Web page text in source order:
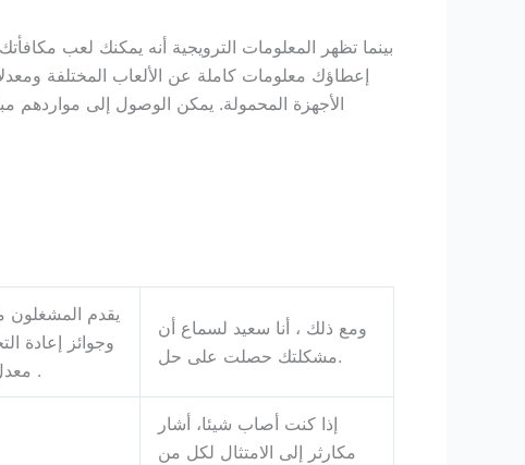
بينما تظهر المعلومات الترويجية أنه يمكنك لعب
إعطاؤك معلومات كاملة عن الألعاب المختلفة
الأجهزة المحمولة. يمكن الوصول إلى مواردهم
يقدم المشغلون
وجوائز إعادة
معدل اللاعب أعلى بكثير من 94 بالمائة .
ومع ذلك ، أنا سعيد لسماع أن
مشكلتك حصلت على حل.
إذا كنت أصاب شيئا، أشار
مكارثر إلى الامتثال لكل من